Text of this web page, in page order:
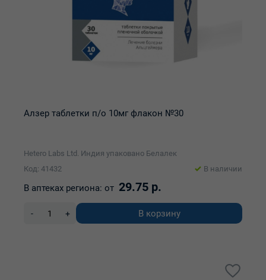
Алзер таблетки п/о 10мг флакон №30
Hetero Labs Ltd. Индия упаковано Белалек
Код: 41432
В наличии
В аптеках региона: от 29.75 р.
- + В корзину